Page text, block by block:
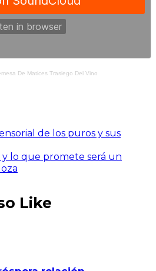
De Matices Trasiego Del Vino
de los puros y sus
y lo que promete será un
Like